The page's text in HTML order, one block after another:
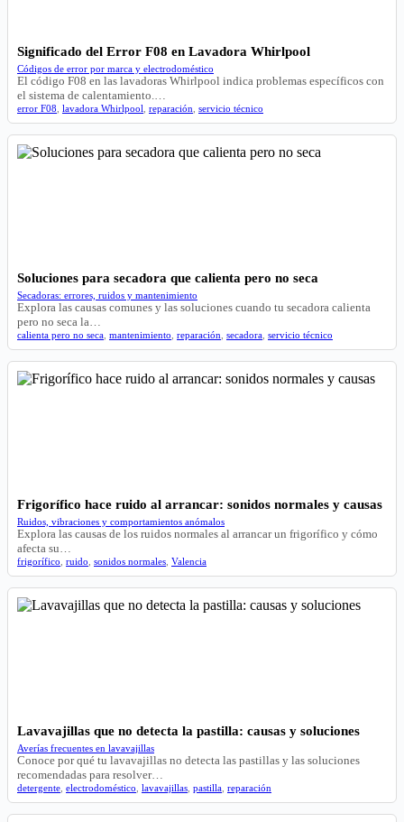
Significado del Error F08 en Lavadora Whirlpool
Códigos de error por marca y electrodoméstico
El código F08 en las lavadoras Whirlpool indica problemas específicos con
el sistema de calentamiento.…
error F08 lavadora Whirlpool reparación servicio técnico
Soluciones para secadora que calienta pero no seca
Secadoras: errores, ruidos y mantenimiento
Explora las causas comunes y las soluciones cuando tu secadora calienta
pero no seca la…
calienta pero no seca mantenimiento reparación secadora servicio técnico
Frigorífico hace ruido al arrancar: sonidos normales y causas
Ruidos, vibraciones y comportamientos anómalos
Explora las causas de los ruidos normales al arrancar un frigorífico y cómo
afecta su…
frigorífico ruido sonidos normales Valencia
Lavavajillas que no detecta la pastilla: causas y soluciones
Averías frecuentes en lavavajillas
Conoce por qué tu lavavajillas no detecta las pastillas y las soluciones
recomendadas para resolver…
detergente electrodoméstico lavavajillas pastilla reparación